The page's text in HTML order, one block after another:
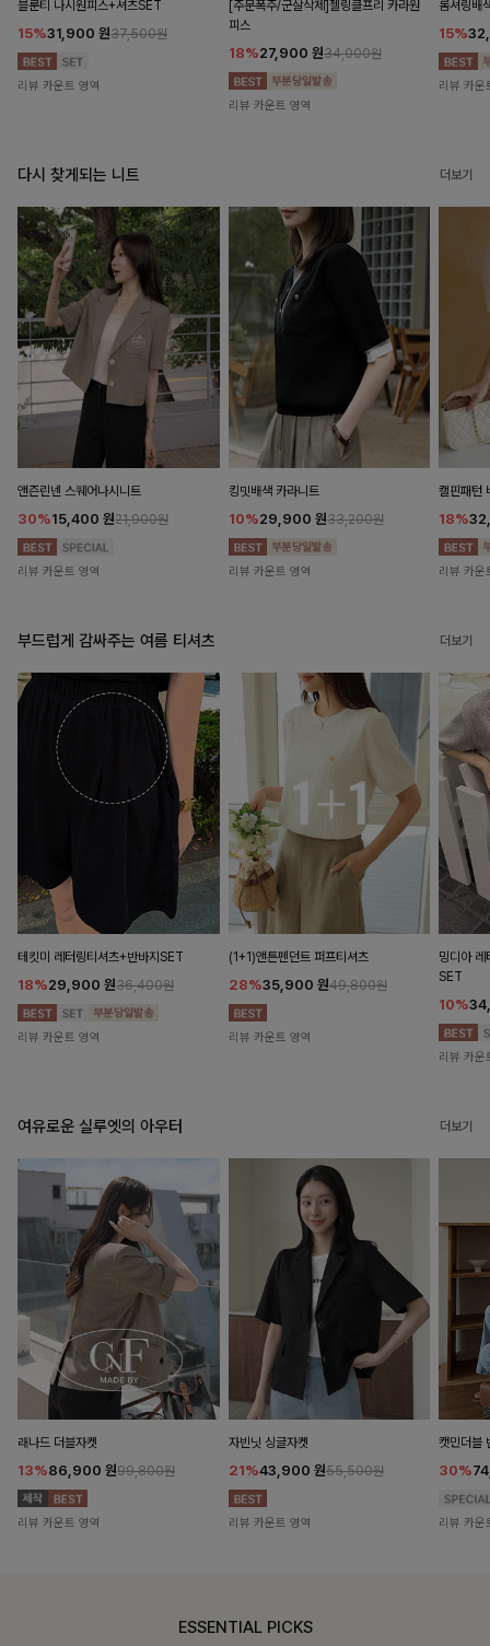
블룬티 나시원피스+셔츠SET
15%31,900 원37,500원
리뷰 카운트 영역
[주문폭주/군살삭제]젤링클프리 카라원
피스
18%27,900 원34,000원
리뷰 카운트 영역
롬셔링배
15%
리뷰 카운
다시 찾게되는 니트 더보기
앤즌린넨 스퀘어나시니트
30%15,400 원21,900원
리뷰 카운트 영역
킹밋배색 카라니트
10%29,900 원33,200원
리뷰 카운트 영역
캘핀패턴
18%
리뷰 카운
부드럽게 감싸주는 여름 티셔츠 더보기
테킷미 레터링티셔츠+반바지SET
18%29,900 원36,400원
리뷰 카운트 영역
(1+1)앤튼펜던트 퍼프티셔츠
28%35,900 원49,800원
리뷰 카운트 영역
밍디아 레
SET
10%
리뷰 카운
여유로운 실루엣의 아우터 더보기
래나드 더블자켓
13%86,900 원99,800원
리뷰 카운트 영역
자빈닛 싱글자켓
21%43,900 원55,500원
리뷰 카운트 영역
캣민더블
30%
리뷰 카운
ESSENTIAL PICKS